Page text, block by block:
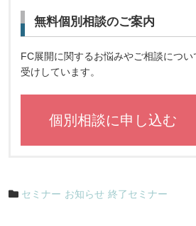
無料個別相談のご案内
FC展開に関するお悩みやご相談につ
受けしています。
個別相談に申し込む
セミナー お知らせ 終了セミナー